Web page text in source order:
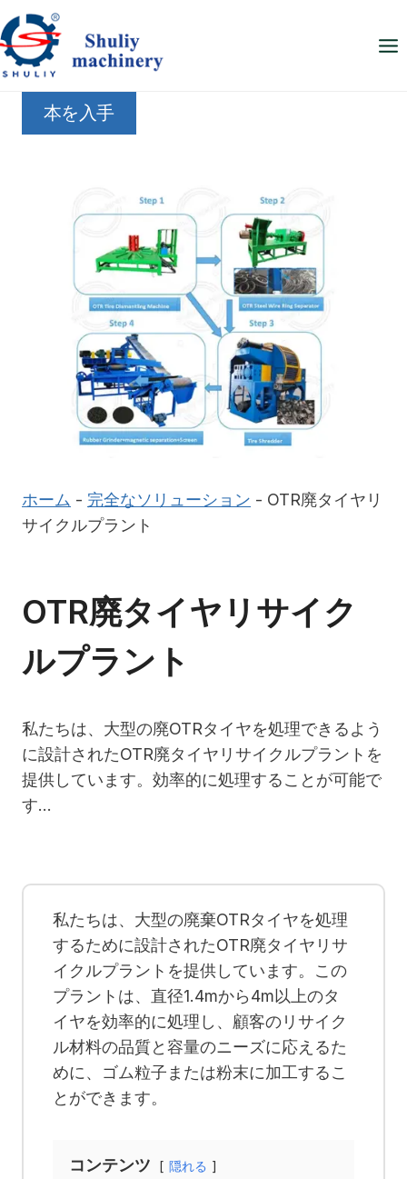
容
を
本を入手
ホーム - 完全なソリューション - OTR廃タイヤリ
サイクルプラント
OTR廃タイヤリサイク
ルプラント
私たちは、大型の廃OTRタイヤを処理できるよう
に設計されたOTR廃タイヤリサイクルプラントを
提供しています。効率的に処理することが可能で
す…
私たちは、大型の廃棄OTRタイヤを処理
するために設計されたOTR廃タイヤリサ
イクルプラントを提供しています。この
プラントは、直径1.4mから4m以上のタ
イヤを効率的に処理し、顧客のリサイク
ル材料の品質と容量のニーズに応えるた
めに、ゴム粒子または粉末に加工するこ
とができます。
コンテンツ 隠れる